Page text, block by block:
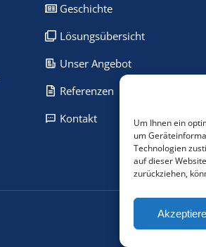
Um Ihnen ein
um
Technologien
auf dieser
zurückziehen,
Geschichte
Lösungsübersicht
Unser Angebot
Referenzen
Kontakt